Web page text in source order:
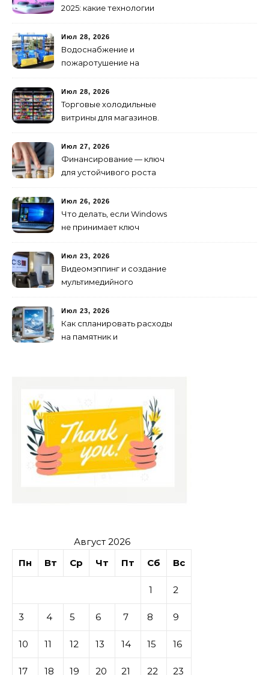
2025: какие технологии
создание клипов
изменилось навсегда
Июл 28, 2026
Водоснабжение и
пожаротушение на
оборудование
предусмотреть заранее
Июл 28, 2026
Торговые холодильные
витрины для магазинов.
Июл 27, 2026
Финансирование — ключ
для устойчивого роста
Июл 26, 2026
Что делать, если Windows
не принимает ключ
Июл 23, 2026
Видеомэппинг и создание
мультимедийного
будущего для пространств
Июл 23, 2026
Как спланировать расходы
на памятник и
Август 2026
Пн
Вт Ср Чт Пт Сб Вс
1 2
3 4 5 6 7 8 9
10 11 12 13 14 15 16
17 18 19 20 21 22 23